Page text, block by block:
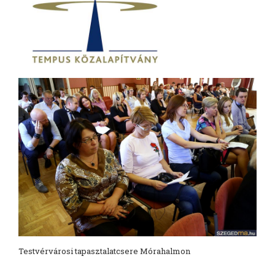
Testvérvárosi tapasztalatcsere Mórahalmon